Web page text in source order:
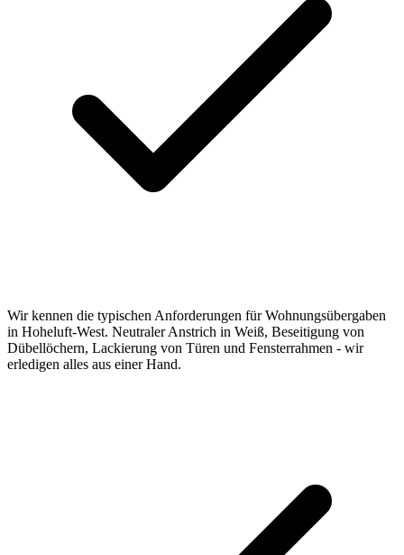
Wir kennen die typischen Anforderungen für Wohnungsübergaben
in Hoheluft-West. Neutraler Anstrich in Weiß, Beseitigung von
Dübellöchern, Lackierung von Türen und Fensterrahmen - wir
erledigen alles aus einer Hand.